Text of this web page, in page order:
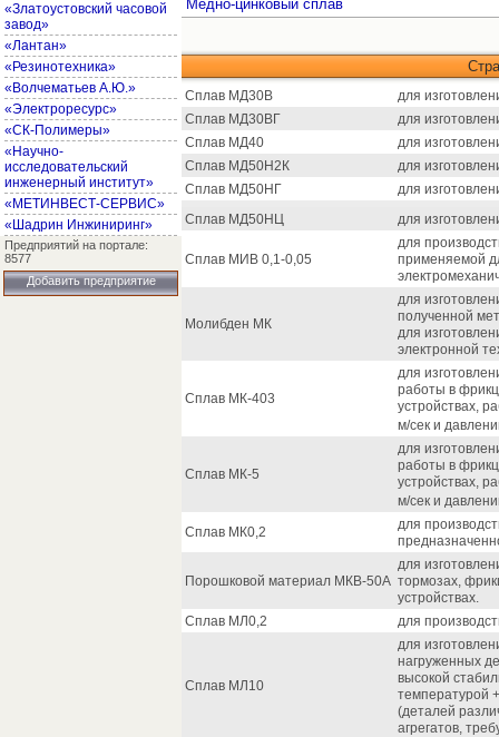
«Златоустовский часовой
завод»
«Лантан»
«Резинотехника»
«Волчематьев А.Ю.»
«Электроресурс»
«СК-Полимеры»
«Научно-
исследовательский
инженерный институт»
«МЕТИНВЕСТ-СЕРВИС»
«Шадрин Инжиниринг»
Предприятий на портале:
8577
Добавить предприятие
Медно-цинковый сплав
Сплав МД30В
для
Сплав МД30ВГ
для
Сплав МД40
для
Сплав МД50Н2К
для
Сплав МД50НГ
для
Сплав МД50НЦ
для
Сплав МИВ 0,1-0,05
для
применяемой
Молибден МК
для
полученной
для
электронной
Сплав МК-403
для
работы в
устройствах,
м/сек и
Сплав МК-5
для
работы в
устройствах,
м/сек и
Сплав МК0,2
для
Порошковой материал МКВ-50А
для
тормозах,
устройствах.
Сплав МЛ0,2
для
Сплав МЛ10
для
нагруженных
высокой
температурой
(деталей
агрегатов,